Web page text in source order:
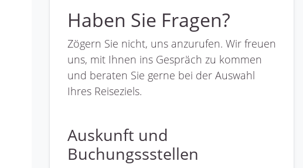
Haben Sie Fragen?
Zögern Sie nicht, uns anzurufen. Wir freuen
uns, mit Ihnen ins Gespräch zu kommen
und beraten Sie gerne bei der Auswahl
Ihres Reiseziels.
Auskunft und
Buchungssstellen